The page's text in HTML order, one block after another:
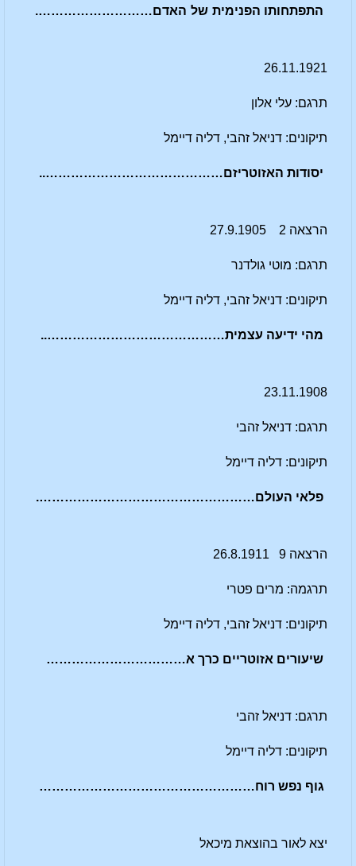
התפתחותו הפנימית של האדם……………………….
26.11.1921
תרגם: עלי אלון
תיקונים: דניאל זהבי, דליה דיימל
יסודות האזוטריזם……………………………………..
הרצאה 2 27.9.1905
תרגם: מוטי גולדנר
תיקונים: דניאל זהבי, דליה דיימל
מהי ידיעה עצמית……………………………………..
23.11.1908
תרגם: דניאל זהבי
תיקונים: דליה דיימל
פלאי העולם…………………………………………….
הרצאה 9 26.8.1911
תרגמה: מרים פטרי
תיקונים: דניאל זהבי, דליה דיימל
שיעורים אזוטריים כרך א……………………………
תרגם: דניאל זהבי
תיקונים: דליה דיימל
גוף נפש רוח……………………………………………
יצא לאור בהוצאת מיכאל